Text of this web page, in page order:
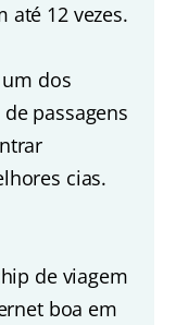
até 12 vezes.
dos
passagens
cias.
de viagem
boa em